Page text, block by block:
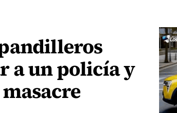
a un policía y